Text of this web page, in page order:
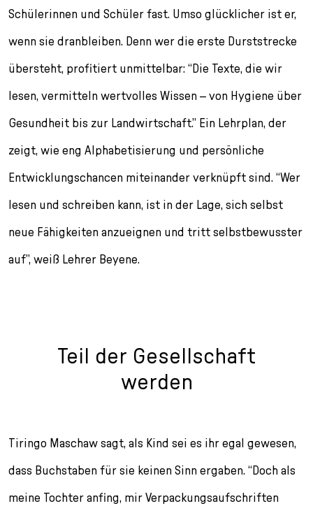
Schülerinnen und Schüler fast. Umso glücklicher ist er,
wenn sie dranbleiben. Denn wer die erste Durststrecke
übersteht, profitiert unmittelbar: “Die Texte, die wir
lesen, vermitteln wertvolles Wissen – von Hygiene über
Gesundheit bis zur Landwirtschaft.” Ein Lehrplan, der
zeigt, wie eng Alphabetisierung und persönliche
Entwicklungschancen miteinander verknüpft sind. “Wer
lesen und schreiben kann, ist in der Lage, sich selbst
neue Fähigkeiten anzueignen und tritt selbstbewusster
auf”, weiß Lehrer Beyene.
Teil der Gesellschaft
werden
Tiringo Maschaw sagt, als Kind sei es ihr egal gewesen,
dass Buchstaben für sie keinen Sinn ergaben. “Doch als
meine Tochter anfing, mir Verpackungsaufschriften